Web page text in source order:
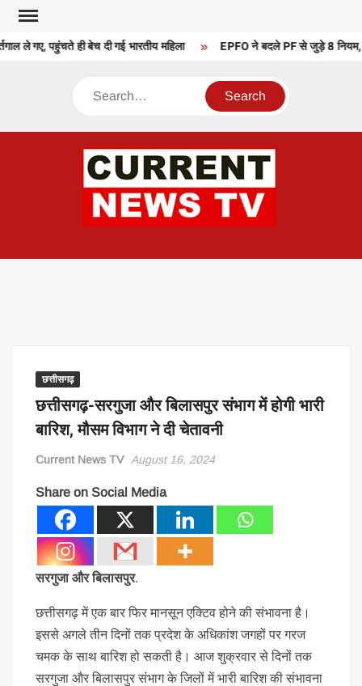
Skip
content
ले गए, पहुंचते ही बेच दी गई भारतीय महिला EPFO ने बदले PF से जुड़े 8
Search
छत्तीसगढ़
छत्तीसगढ़-सरगुजा और बिलासपुर संभाग में होगी भारी
बारिश, मौसम विभाग ने दी चेतावनी
Current News TV August 16, 2024
Share on Social Media
सरगुजा और बिलासपुर.
छत्तीसगढ़ में एक बार फिर मानसून एक्टिव होने की संभावना है।
इससे अगले तीन दिनों तक प्रदेश के अधिकांश जगहों पर गरज
चमक के साथ बारिश हो सकती है। आज शुक्रवार से दिनों तक
सरगुजा और बिलासपुर संभाग के जिलों में भारी बारिश की संभावना